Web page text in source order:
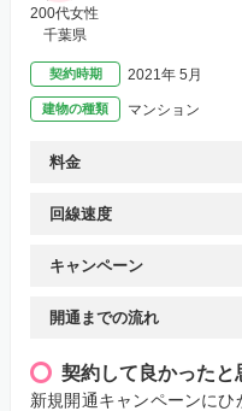
200代女性
千葉県
契約時期 2021年 5月
建物の種類 マンション
料金
回線速度
キャンペーン
開通までの流れ
契約して良かったと
新規開通キャンペーンに